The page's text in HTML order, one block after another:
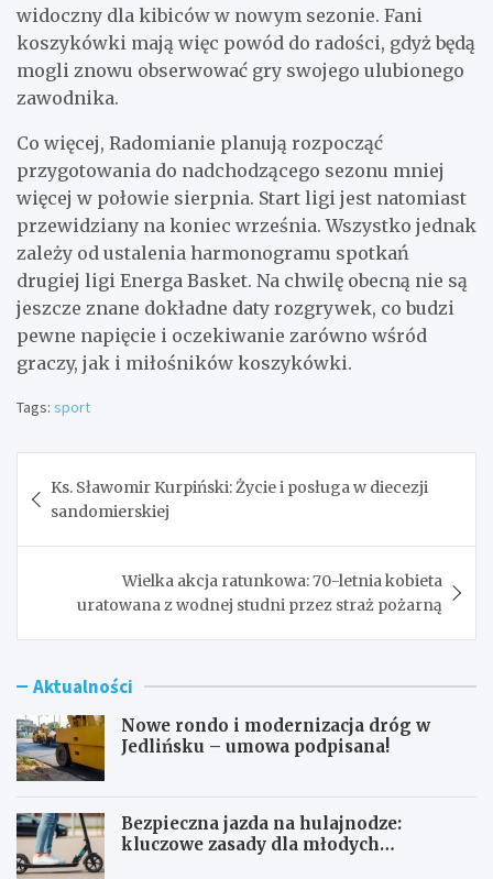
widoczny dla kibiców w nowym sezonie. Fani
koszykówki mają więc powód do radości, gdyż będą
mogli znowu obserwować gry swojego ulubionego
zawodnika.
Co więcej, Radomianie planują rozpocząć
przygotowania do nadchodzącego sezonu mniej
więcej w połowie sierpnia. Start ligi jest natomiast
przewidziany na koniec września. Wszystko jednak
zależy od ustalenia harmonogramu spotkań
drugiej ligi Energa Basket. Na chwilę obecną nie są
jeszcze znane dokładne daty rozgrywek, co budzi
pewne napięcie i oczekiwanie zarówno wśród
graczy, jak i miłośników koszykówki.
Tags: sport
wpisu
Ks. Sławomir Kurpiński: Życie i posługa w diecezji
sandomierskiej
Wielka akcja ratunkowa: 70-letnia kobieta
uratowana z wodnej studni przez straż pożarną
Aktualności
Nowe rondo i modernizacja dróg w
Jedlińsku – umowa podpisana!
Bezpieczna jazda na hulajnodze:
kluczowe zasady dla młodych